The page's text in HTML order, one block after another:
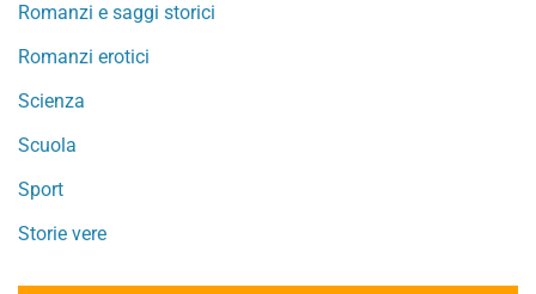
Romanzi e saggi storici
Romanzi erotici
Scienza
Scuola
Sport
Storie vere